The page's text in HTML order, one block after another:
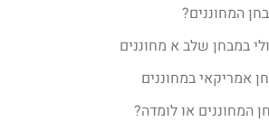
המחוננים?​
במבחן שלב א מחוננים
אמריקאי במחוננים
המחוננים או לומדה?